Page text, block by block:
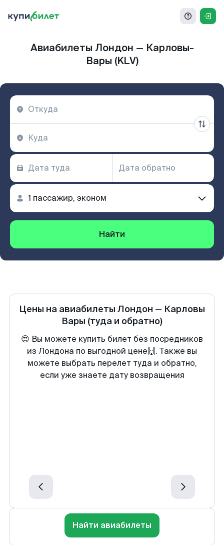
Авиабилеты Лондон — Карловы-
Вары (KLV)
Найти
Цены на авиабилеты Лондон — Карловы
Вары (туда и обратно)
😍 Вы можете купить билет без посредников
из Лондона по выгодной цене🙌. Также вы
можете выбрать перелет туда и обратно,
если уже знаете дату возвращения
Найти авиабилеты